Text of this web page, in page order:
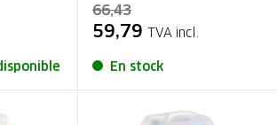
66,43
59,79 TVA incl.
En stock